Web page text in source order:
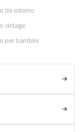
da esterno
vintage
per bambini